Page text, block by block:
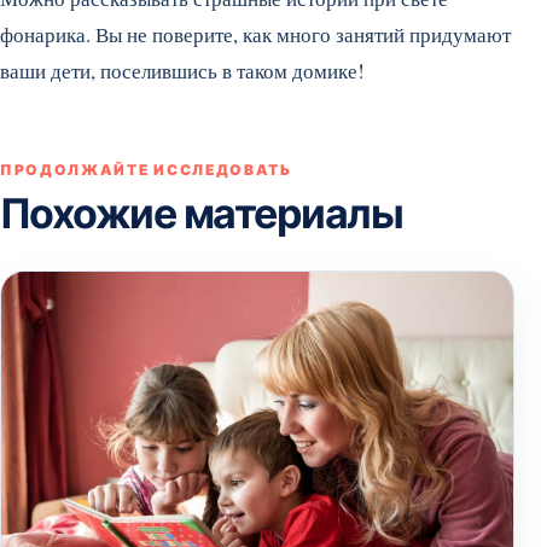
фонарика. Вы не поверите, как много занятий придумают
ваши дети, поселившись в таком домике!
ПРОДОЛЖАЙТЕ ИССЛЕДОВАТЬ
Похожие материалы